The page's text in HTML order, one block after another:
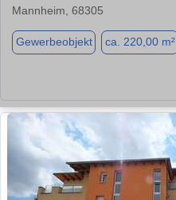
Mannheim, 68305
Gewerbeobjekt ca. 220,00 m²